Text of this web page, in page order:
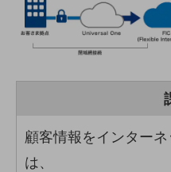
ドコモBiz データ無制限 ドコモ
ケータイプラン
IoT向け回線料金
home5Gプラン
顧客情報をインター
は、